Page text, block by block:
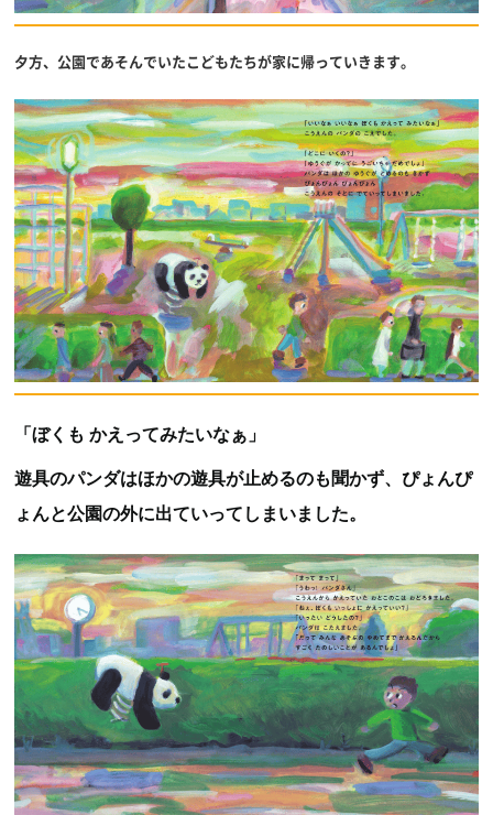
夕方、公園であそんでいたこどもたちが家に帰っていきます。
「ぼくも かえってみたいなぁ」
遊具のパンダはほかの遊具が止めるのも聞かず、ぴょんぴ
ょんと公園の外に出ていってしまいました。